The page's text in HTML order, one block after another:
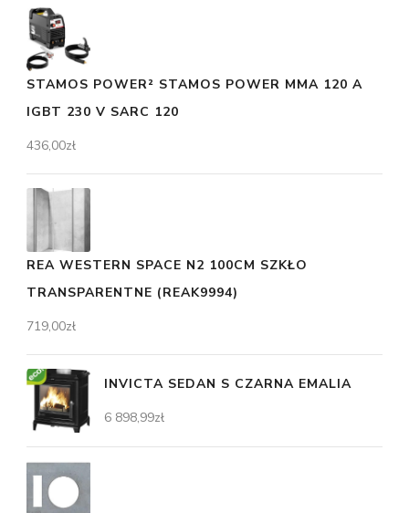
STAMOS POWER² STAMOS POWER MMA 120 A
IGBT 230 V SARC 120
436,00zł
REA WESTERN SPACE N2 100CM SZKŁO
TRANSPARENTNE (REAK9994)
719,00zł
INVICTA SEDAN S CZARNA EMALIA
6 898,99zł